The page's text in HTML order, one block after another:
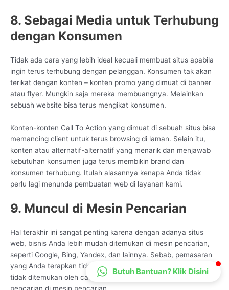
8. Sebagai Media untuk Terhubung
dengan Konsumen
Tidak ada cara yang lebih ideal kecuali membuat situs apabila
ingin terus terhubung dengan pelanggan. Konsumen tak akan
terikat dengan konten – konten promo yang dimuat di banner
atau flyer. Mungkin saja mereka membuangnya. Melainkan
sebuah website bisa terus mengikat konsumen.
Konten-konten Call To Action yang dimuat di sebuah situs bisa
memancing client untuk terus browsing di laman. Selain itu,
konten atau alternatif-alternatif yang menarik dan menjawab
kebutuhan konsumen juga terus membikin brand dan
konsumen terhubung. Itulah alasannya kenapa Anda tidak
perlu lagi menunda pembuatan web di layanan kami.
9. Muncul di Mesin Pencarian
Hal terakhir ini sangat penting karena dengan adanya situs
web, bisnis Anda lebih mudah ditemukan di mesin pencarian,
seperti Google, Bing, Yandex, dan lainnya. Sebab, pemasaran
yang Anda terapkan tidak akan berarti apa-apa jika bisnis Anda
tidak ditemukan oleh calon konsumen saat mereka melakukan
CS Lenteraweb
Online
Butuh Bantuan? Klik Disini